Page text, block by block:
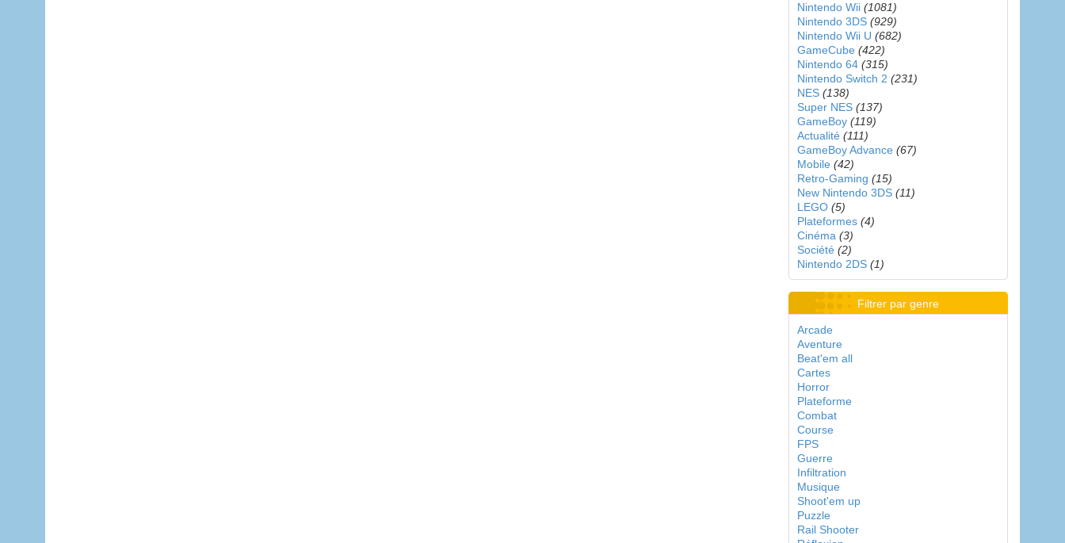
Nintendo Wii (1081)
Nintendo 3DS (929)
Nintendo Wii U (682)
GameCube (422)
Nintendo 64 (315)
Nintendo Switch 2 (231)
NES (138)
Super NES (137)
GameBoy (119)
Actualité (111)
GameBoy Advance (67)
Mobile (42)
Retro-Gaming (15)
New Nintendo 3DS (11)
LEGO (5)
Plateformes (4)
Cinéma (3)
Société (2)
Nintendo 2DS (1)
Filtrer par genre
Arcade
Aventure
Beat'em all
Cartes
Horror
Plateforme
Combat
Course
FPS
Guerre
Infiltration
Musique
Shoot'em up
Puzzle
Rail Shooter